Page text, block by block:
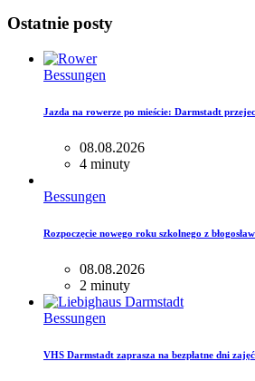
Ostatnie posty
Bessungen
Jazda na rowerze po mieście: Darmstadt
08.08.2026
4 minuty
Bessungen
Rozpoczęcie nowego roku szkolnego z
08.08.2026
2 minuty
Bessungen
VHS Darmstadt zaprasza na bezpłatne dni zajęć